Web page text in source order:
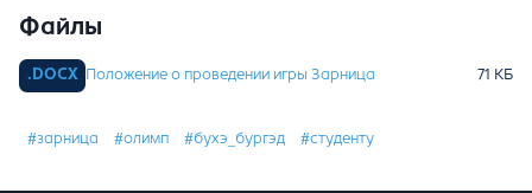
Файлы
Положение о проведении игры Зарница
#зарница #олимп #бухэ_бургэд #студенту